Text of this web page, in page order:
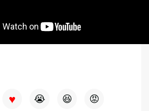
♥ 😭 😆 😡